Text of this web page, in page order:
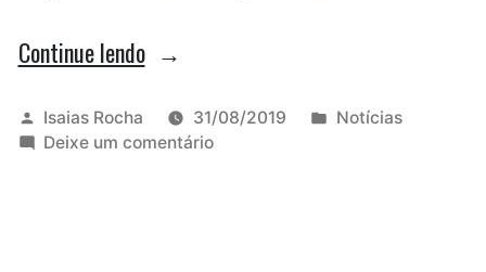
Continue lendo“Após
SES
desiste
Publicado
por
Isaias Rocha 31/08/2019
Publicado
Notícias
Deixe um comentárioem